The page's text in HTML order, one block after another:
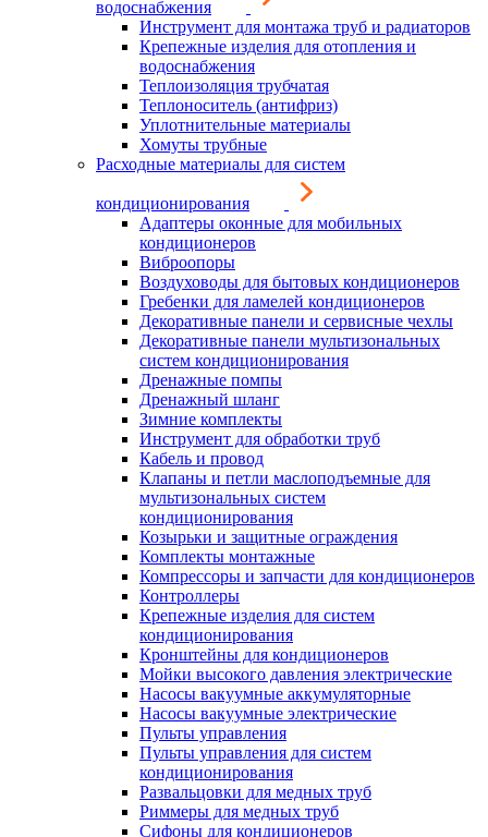
водоснабжения
Инструмент для монтажа труб и радиаторов
Крепежные изделия для отопления и
водоснабжения
Теплоизоляция трубчатая
Теплоноситель (антифриз)
Уплотнительные материалы
Хомуты трубные
Расходные материалы для систем
кондиционирования
Адаптеры оконные для мобильных
кондиционеров
Виброопоры
Воздуховоды для бытовых кондиционеров
Гребенки для ламелей кондиционеров
Декоративные панели и сервисные чехлы
Декоративные панели мультизональных
систем кондиционирования
Дренажные помпы
Дренажный шланг
Зимние комплекты
Инструмент для обработки труб
Кабель и провод
Клапаны и петли маслоподъемные для
мультизональных систем
кондиционирования
Козырьки и защитные ограждения
Комплекты монтажные
Компрессоры и запчасти для кондиционеров
Контроллеры
Крепежные изделия для систем
кондиционирования
Кронштейны для кондиционеров
Мойки высокого давления электрические
Насосы вакуумные аккумуляторные
Насосы вакуумные электрические
Пульты управления
Пульты управления для систем
кондиционирования
Развальцовки для медных труб
Риммеры для медных труб
Сифоны для кондиционеров